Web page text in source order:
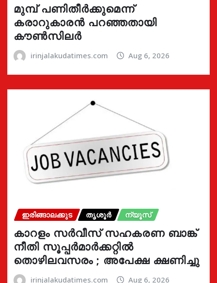
മുമ്പ് പണിതീർക്കുമെന്ന്
കരാറുകാരൻ പറഞ്ഞതായി
കൗൺസിലർ
irinjalakudatimes.com Aug 6, 2026
ഇരിങ്ങാലക്കുട തൃശൂർ ന്യൂസ്
കാറളം സർവീസ് സഹകരണ ബാങ്ക്
നീതി സൂപ്പർമാർക്കറ്റിൽ
തൊഴിലവസരം ; അപേക്ഷ ക്ഷണിച്ചു
irinjalakudatimes.com Aug 6, 2026